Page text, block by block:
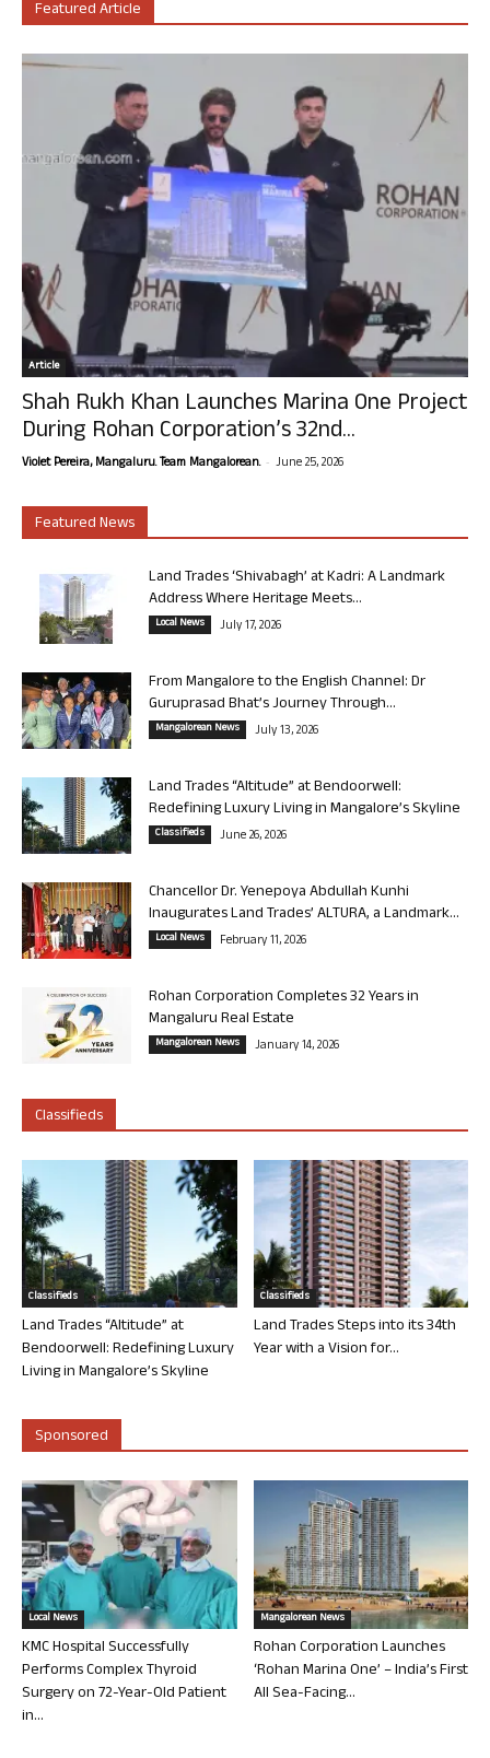
Featured Article
Article
Shah Rukh Khan Launches Marina One Project
During Rohan Corporation’s 32nd...
Violet Pereira, Mangaluru. Team Mangalorean. - June 25, 2026
Featured News
Land Trades ‘Shivabagh’ at Kadri: A Landmark
Address Where Heritage Meets...
Local News July 17, 2026
From Mangalore to the English Channel: Dr
Guruprasad Bhat’s Journey Through...
Mangalorean News July 13, 2026
Land Trades “Altitude” at Bendoorwell:
Redefining Luxury Living in Mangalore’s Skyline
Classifieds June 26, 2026
Chancellor Dr. Yenepoya Abdullah Kunhi
Inaugurates Land Trades’ ALTURA, a Landmark...
Local News February 11, 2026
Rohan Corporation Completes 32 Years in
Mangaluru Real Estate
Mangalorean News January 14, 2026
Classifieds
Classifieds
Land Trades “Altitude” at
Bendoorwell: Redefining Luxury
Living in Mangalore’s Skyline
Classifieds
Land Trades Steps into its 34th
Year with a Vision for...
Sponsored
Local News
KMC Hospital Successfully
Performs Complex Thyroid
Surgery on 72-Year-Old Patient
in...
Mangalorean News
Rohan Corporation Launches
‘Rohan Marina One’ – India’s First
All Sea-Facing...